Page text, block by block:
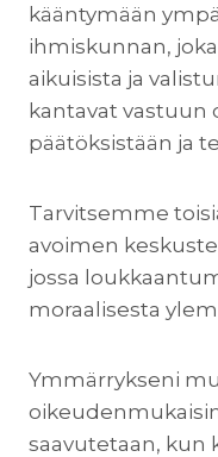
kääntymään
ihmiskunnan,
aikuisista ja
kantavat vastuun
päätöksistään ja
Tarvitsemme
avoimen
jossa
moraalisesta
Ymmärrykseni
saavutetaan, kun